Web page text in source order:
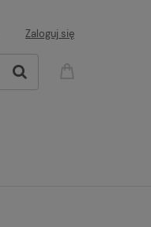
Zaloguj się